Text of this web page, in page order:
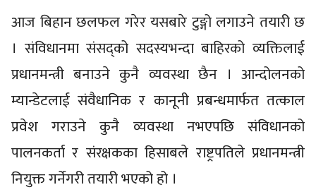
आज बिहान छलफल गरेर यसबारे टुङ्गो लगाउने तयारी छ
। संविधानमा संसद्को सदस्यभन्दा बाहिरको व्यक्तिलाई
प्रधानमन्त्री बनाउने कुनै व्यवस्था छैन । आन्दोलनको
म्यान्डेटलाई संवैधानिक र कानूनी प्रबन्धमार्फत तत्काल
प्रवेश गराउने कुनै व्यवस्था नभएपछि संविधानको
पालनकर्ता र संरक्षकका हिसाबले राष्ट्रपतिले प्रधानमन्त्री
नियुक्त गर्नेगरी तयारी भएको हो ।